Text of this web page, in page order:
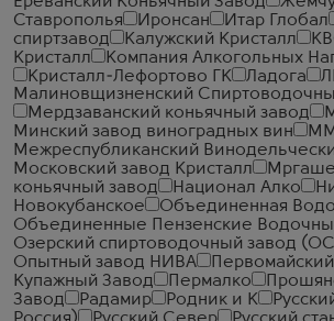
Ставрополья
Иронсан Итар Глобал
спиртзавод
Калужский Кристалл
Кристалл
Компания Алкогольных
Кристалл-Лефортово ГК
Ладога
Малиновщизненский
Мердзаванский коньячный завод
Минский завод виноградных вин
Межреспубликанский
Московский завод Кристалл
коньячный завод
Национал Алко
Новокубанское
Объединенная
Объединенные Пензенские
Озерский спиртоводочный завод
Опытный завод НИВА
Первомайский
Купажный Завод
Пермалко
Завод
Радамир Родник и К